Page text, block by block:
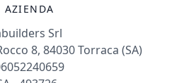
AZIENDA
Srl
8, 84030 Torraca (SA)